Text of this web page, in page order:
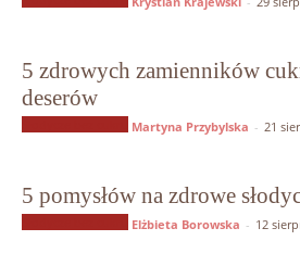
5 zdrowych zamienników
deserów
Martyna Przybylska - 21
5 pomysłów na zdrowe
Elżbieta Borowska - 12